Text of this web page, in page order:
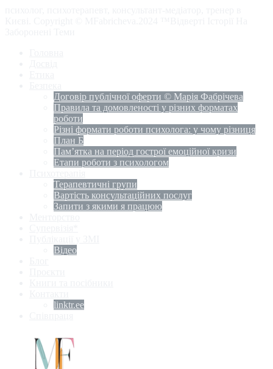
Договір публічної оферти © Марія Фабрічева
Правила та домовленості у різних форматах
роботи
Різні формати роботи психолога: у чому різниця
План Б
Пам’ятка на період гострої емоційної кризи
Етапи роботи з психологом
Терапевтичні групи
Вартість консультаційних послуг
Запити з якими я працюю
Відео
linktr.ee